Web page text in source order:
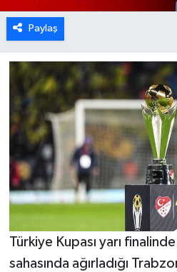
Paylaş
Türkiye Kupası yarı
sahasında ağırladığı